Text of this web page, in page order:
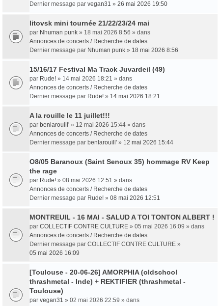
Dernier message par vegan31 » 26 mai 2026 19:50
litovsk mini tournée 21/22/23/24 mai
par Nhuman punk » 18 mai 2026 8:56 » dans
Annonces de concerts / Recherche de dates
Dernier message par Nhuman punk » 18 mai 2026 8:56
15/16/17 Festival Ma Track Juvardeil (49)
par Rude! » 14 mai 2026 18:21 » dans
Annonces de concerts / Recherche de dates
Dernier message par Rude! » 14 mai 2026 18:21
A la rouille le 11 juillet!!!
par benlarouill' » 12 mai 2026 15:44 » dans
Annonces de concerts / Recherche de dates
Dernier message par benlarouill' » 12 mai 2026 15:44
O8/05 Baranoux (Saint Senoux 35) hommage RV Keep
the rage
par Rude! » 08 mai 2026 12:51 » dans
Annonces de concerts / Recherche de dates
Dernier message par Rude! » 08 mai 2026 12:51
MONTREUIL - 16 MAI - SALUD A TOI TONTON ALBERT !
par COLLECTIF CONTRE CULTURE » 05 mai 2026 16:09 » dans
Annonces de concerts / Recherche de dates
Dernier message par COLLECTIF CONTRE CULTURE »
05 mai 2026 16:09
[Toulouse - 20-06-26] AMORPHIA (oldschool
thrashmetal - Inde) + REKTIFIER (thrashmetal -
Toulouse)
par vegan31 » 02 mai 2026 22:59 » dans